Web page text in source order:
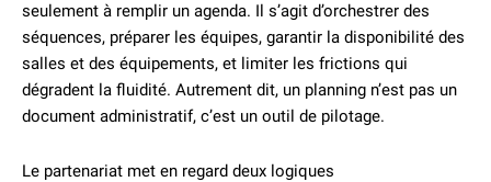
seulement à remplir un agenda. Il s’agit d’orchestrer des
séquences, préparer les équipes, garantir la disponibilité des
salles et des équipements, et limiter les frictions qui
dégradent la fluidité. Autrement dit, un planning n’est pas un
document administratif, c’est un outil de pilotage.
Le partenariat met en regard deux logiques